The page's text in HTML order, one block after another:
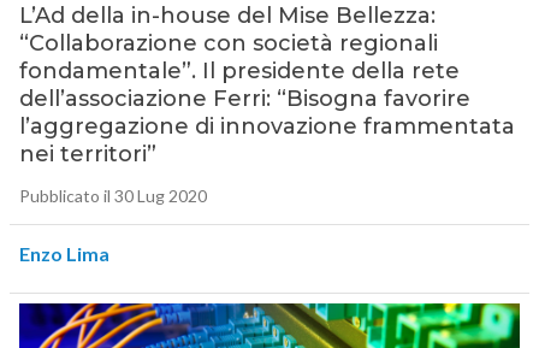
L’Ad della in-house del Mise Bellezza:
“Collaborazione con società regionali
fondamentale”. Il presidente della rete
dell’associazione Ferri: “Bisogna favorire
l’aggregazione di innovazione frammentata
nei territori”
Pubblicato il 30 Lug 2020
Enzo Lima